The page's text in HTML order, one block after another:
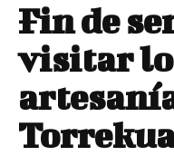
Fin de
visitar